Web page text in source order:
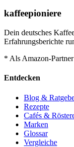
kaffeepioniere
Dein deutsches
Erfahrungsberichte
* Als Amazon-
Entdecken
Blog &
Rezepte
Cafés &
Marken
Glossar
Vergleiche